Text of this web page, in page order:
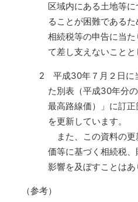
区域内にある土地等
ることが困難である
相続税等の申告に当
て差し支えないことと
2 平成30年７月２日に
た別表（平成30年分
最高路線価）」に訂
を更新しています。
また、この資料の更
価等に基づく相続税
影響を及ぼすことはあ
（参考）